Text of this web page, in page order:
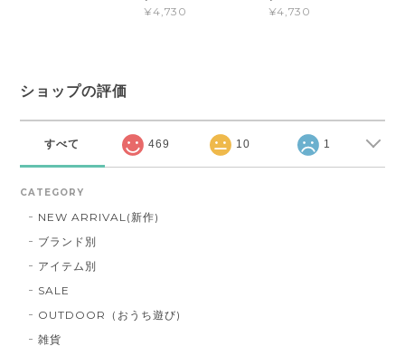
¥4,730
¥4,730
ショップの評価
すべて 469 10 1
CATEGORY
NEW ARRIVAL(新作)
ブランド別
アイテム別
SALE
OUTDOOR（おうち遊び)
雑貨